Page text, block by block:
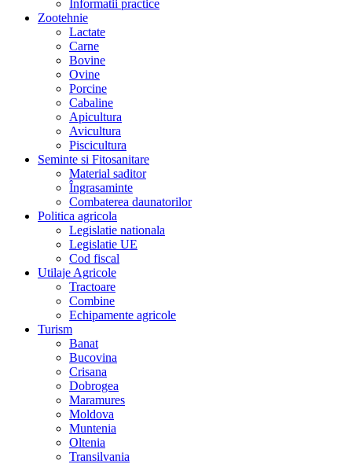
Informatii practice
Zootehnie
Lactate
Carne
Bovine
Ovine
Porcine
Cabaline
Apicultura
Avicultura
Piscicultura
Seminte si Fitosanitare
Material saditor
Îngrasaminte
Combaterea daunatorilor
Politica agricola
Legislatie nationala
Legislatie UE
Cod fiscal
Utilaje Agricole
Tractoare
Combine
Echipamente agricole
Turism
Banat
Bucovina
Crisana
Dobrogea
Maramures
Moldova
Muntenia
Oltenia
Transilvania